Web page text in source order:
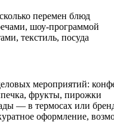
перемен блюд
шоу-программой
текстиль, посуда
мероприятий:
фрукты, пирожки
— в термосах или
оформление,